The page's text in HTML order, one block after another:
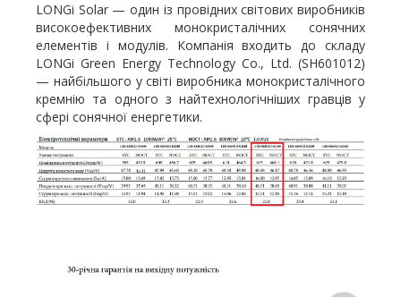
LONGi Solar — один із провідних світових виробників
високоефективних монокристалічних сонячних
елементів і модулів. Компанія входить до складу
LONGi Green Energy Technology Co., Ltd. (SH601012)
— найбільшого у світі виробника монокристалічного
кремнію та одного з найтехнологічніших гравців у
сфері сонячної енергетики.